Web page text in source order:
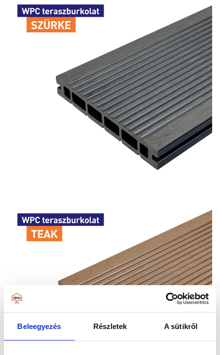
Beleegyezés Részletek A sütikről